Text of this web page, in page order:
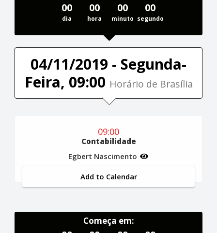
00
dia
00
hora
00
minuto
00
segundo
04/11/2019 - Segunda-
Feira, 09:00 Horário de Brasília
09:00
Contabilidade
Egbert Nascimento
Add to Calendar
Começa em: